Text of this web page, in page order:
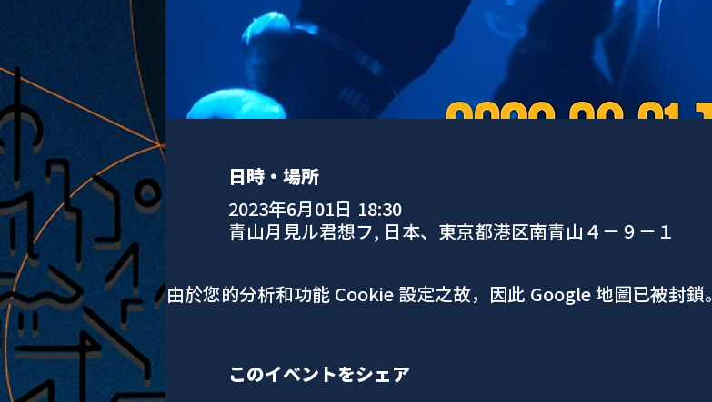
日時・場所
2023年6月01日 18:30
青山月見ル君想フ, 日本、東京都港区南青山４−９−１
由於您的分析和功能 Cookie 設定之故，因此 Google 地圖已被封鎖。
このイベントをシェア